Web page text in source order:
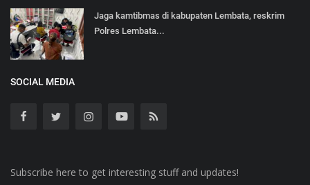
Jaga kamtibmas di kabupaten Lembata, reskrim
Polres Lembata...
SOCIAL MEDIA
Subscribe here to get interesting stuff and updates!